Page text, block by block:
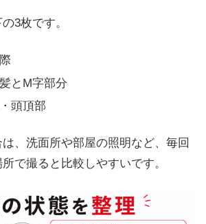
3枚です。
とM字部分
頭頂部
、洗面所や部屋の照明など、毎回
で撮ると比較しやすいです。